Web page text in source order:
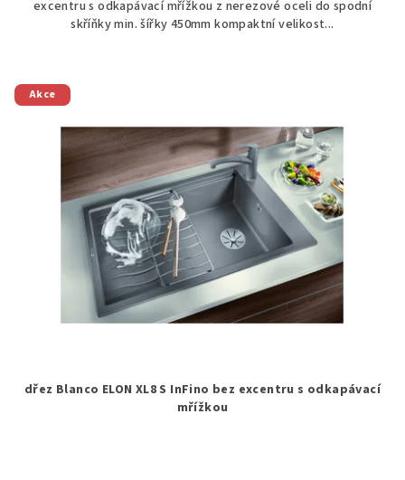
excentru s odkapávací mřížkou z nerezové oceli do spodní
skříňky min. šířky 450mm kompaktní velikost...
Akce
dřez Blanco ELON XL8 S InFino bez excentru s odkapávací
mřížkou